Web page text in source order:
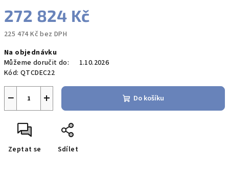
272 824 Kč
225 474 Kč bez DPH
cena:
Na objednávku
Můžeme doručit do:
1.10.2026
Kód: QTCDEC22
+
− Do košíku
Zeptat se Sdílet